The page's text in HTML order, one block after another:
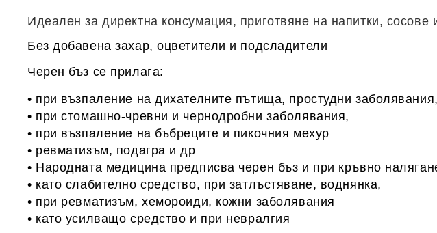
Идеален за директна консумация, приготвяне на напитки, сосове
Без добавена захар, оцветители и подсладители
Черен бъз се прилага:
• при възпаление на дихателните пътища, простудни
• при стомашно-чревни и чернодробни заболявания,
• при възпаление на бъбреците и пикочния мехур
• ревматизъм, подагра и др
• Народната медицина предписва черен бъз и при кръвно
• като слабително средство, при затлъстяване, воднянка,
• при ревматизъм, хемороиди, кожни заболявания
• като усилващо средство и при невралгия